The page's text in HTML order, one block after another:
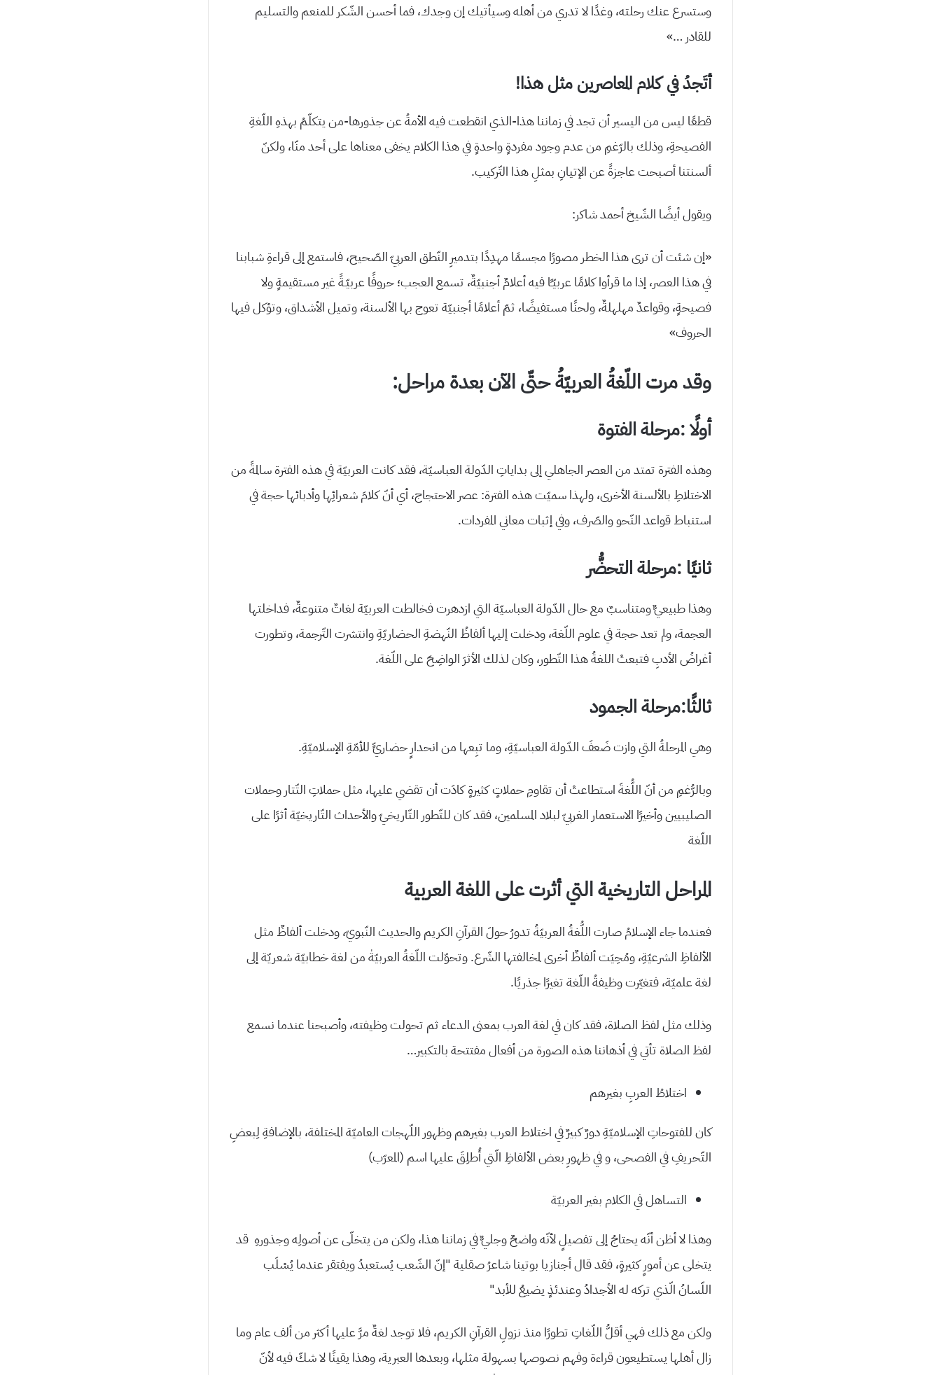
وستسرع عنك رحلته، وغدًا لا تدري من أهله وسيأتيك إن وجدك، فما أحسن الشّكر للمنعم والتسليم
للقادر …»
أتَجدُ في كلام المعاصرين مثل هذا!
قطعًا ليس من اليسير أن تجد في زماننا هذا-الذي انقطعت فيه الأمةُ عن جذورها-من يتكلّمُ بهذهِ اللّغةِ
الفصيحةِ، وذلك بالرّغمِ من عدم وجود مفردةٍ واحدةٍ في هذا الكلام يخفى معناها على أحد منّا، ولكنّ
ألسنتنا أصبحت عاجزةً عن الإتيانِ بمثلِ هذا التّركيب.
ويقول أيضًا الشّيخ أحمد شاكر:
«إن شئت أن ترى هذا الخطر مصورًا مجسمًا مهدِدًا بتدميرِ النّطق العربيّ الصّحيح، فاستمع إلى قراءةِ شبابنا
في هذا العصر، إذا ما قرأوا كلامًا عربيّـًا فيه أعلامٌ أجنبيّةٌ، تسمع العجب؛ حروفًا عربيّـةً غير مستقيمةٍ ولا
فصيحةٍ، وقواعدٌ مهلهلةٌ، ولحنًا مستفيضًا، ثمّ أعلامًا أجنبيّة تعوج بها الألسنة، وتميل الأشداق، وتؤكل فيها
الحروف»
وقد مرت اللّغةُ العربيّةُ حتّى الآن بعدة مراحل:
أولًا :مرحلة الفتوة
وهذه الفترة تمتد من العصر الجاهلي إلى بداياتِ الدّولة العباسيّة، فقد كانت العربيّة في هذه الفترة سالمةً من
الاختلاطِ بالألسنة الأخرى، ولهذا سميّت هذه الفترة: عصر الاحتجاج، أي أنّ كلامَ شعرائِها وأدبائها حجة في
استنباط قواعد النّحو والصّرف، وفي إثبات معاني المفردات.
ثانيًا :مرحلة التحضُّر
وهذا طبيعيٌّ ومتناسبٌ مع حال الدّولة العباسيّة التي ازدهرت فخالطت العربيّة لغاتٌ متنوعةٌ، فداخلتها
العجمة، ولم تعد حجة في علوم اللّغة، ودخلت إليها ألفاظُ النّهضةِ الحضاريّةِ وانتشرت التّرجمة، وتطورت
أغراضُ الأدبِ فتبعتْ اللغةُ هذا التّطور، وكان لذلك الأثرَ الواضِحَ على اللّغة.
ثالثًا:مرحلة الجمود
وهي المرحلةُ التي وازت ضَعفَ الدّولة العباسيّةِ، وما تبِعها من انحدارٍ حضاريٍّ للأمّةِ الإسلاميّةِ.
وبالرُّغمِ من أنّ اللُّغةَ استطاعتْ أن تقاومِ حملاتٍ كثيرةٍ كادَت أن تقضي عليها، مثل حملاتِ التّتار وحملات
الصليبيين وأخيرًا الاستعمار الغربيّ لبلاد المسلمين، فقد كان للتّطور التّاريخيّ والأحداث التّاريخيّة أثرًا على
اللّغة
المراحل التاريخية التي أثرت على اللغة العربية
فعندما جاء الإسلامُ صارت اللُّغةُ العربيّةُ تدورُ حولَ القرآنِ الكريم والحديث النّبويّ، ودخلت ألفاظٌ مثل
الألفاظِ الشرعيّةِ، ومُحِيَت ألفاظٌ أخرى لمخالفتها الشّرع. وتحوّلت اللّغةُ العربيّةٰ من لغة خطابيّة شعريّة إلى
لغة علميّة، فتغيّرت وظيفةُ اللّغة تغيرًا جذريًا.
وذلك مثل لفظ الصلاة، فقد كان في لغة العرب بمعنى الدعاء ثم تحولت وظيفته، وأصبحنا عندما نسمع
لفظ الصلاة تأتي في أذهاننا هذه الصورة من أفعال مفتتحة بالتكبير…
اختلاطُ العربِ بغيرهم
كان للفتوحاتِ الإسلاميّةِ دورٌ كبيرٌ في اختلاط العرب بغيرهم وظهور اللّهجات العاميّة المختلفة، بالإضافةِ لِبعضِ
التّحريفِ في الفصحى، و في ظهورِ بعض الألفاظِ الّتي أُطلِقَ عليها اسم (المعرّب)
التساهل في الكلام بغير العربيّة
وهذا لا أظن أنّه يحتاجُ إلى تفصيلٍ لأنّه واضحٌ وجليٌّ في زماننا هذا، ولكن من يتخلّى عن أصولِه وجذورهِ قد
يتخلى عن أمورٍ كثيرةٍ، فقد قال أجنازيا بوتينا شاعرُ صقلية “إنّ الشّعب يُستعبدُ ويفتقر عندما يُسْلَب
اللّسانُ الّذي تركه له الأجدادُ وعندئذٍ يضيعُ للأبد”
ولكن مع ذلك فهي أقلُّ اللّغاتِ تطورًا منذ نزولِ القرآنِ الكريم، فلا توجد لغةٌ مرَّ عليها أكثر من ألف عام وما
زال أهلها يستطيعون قراءة وفهم نصوصها بسهولة مثلها، وبعدها العبرية، وهذا يقينًا لا شكّ فيه لأنّ